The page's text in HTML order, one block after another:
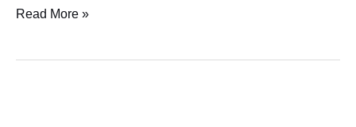
Read More »